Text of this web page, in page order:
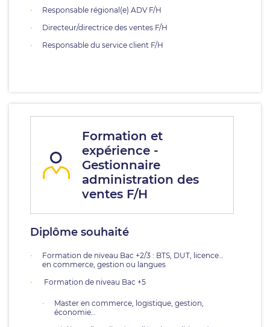
Responsable régional(e) ADV F/H
Directeur/directrice des ventes F/H
Responsable du service client F/H
Formation et
expérience -
Gestionnaire
administration des
ventes F/H
Diplôme souhaité
Formation de niveau Bac +2/3 : BTS, DUT, licence…
en commerce, gestion ou langues
Formation de niveau Bac +5
Master en commerce, logistique, gestion,
économie…